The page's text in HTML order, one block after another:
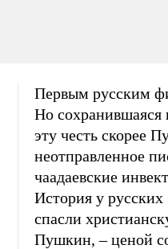
Первым русским
Но сохранившаяся
эту честь скорее
неотправленное
чаадаевские
История у
спасли
Пушкин, – ценой